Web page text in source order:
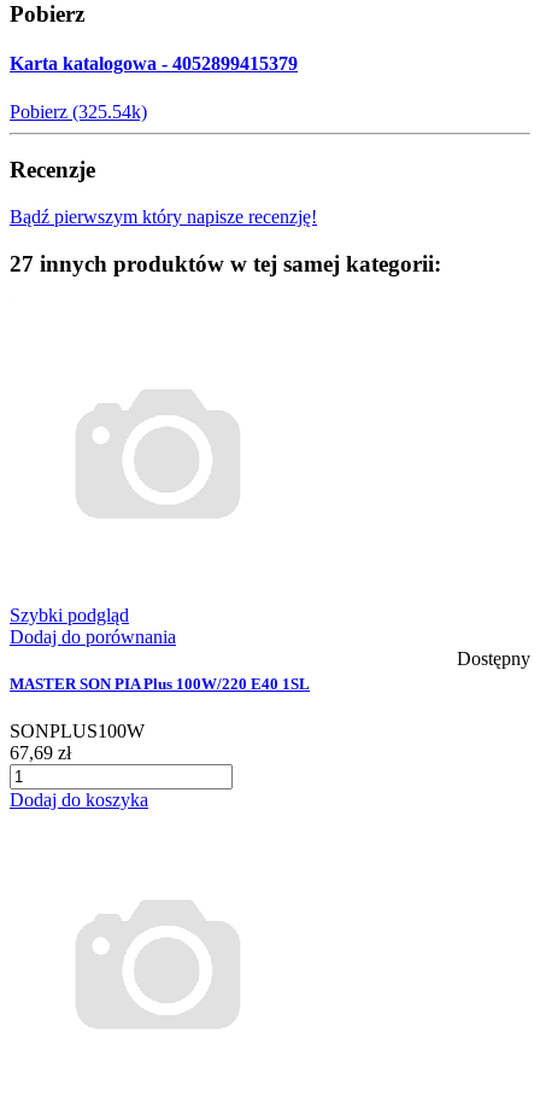
Pobierz
Karta katalogowa - 4052899415379
Pobierz (325.54k)
Recenzje
Bądź pierwszym który napisze recenzję!
27 innych produktów w tej samej kategorii:
Szybki podgląd
Dodaj do porównania
Dostępny
MASTER SON PIA Plus 100W/220 E40 1SL
SONPLUS100W
67,69 zł
Dodaj do koszyka